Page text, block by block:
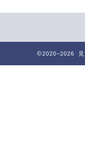
2020–2026 見